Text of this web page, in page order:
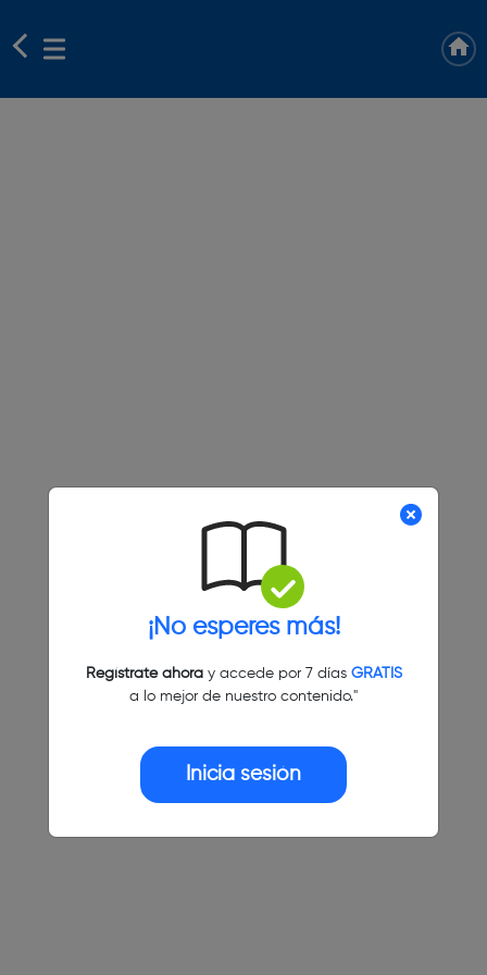
¡No esperes más!
Regístrate ahoray accede por 7 días GRATIS
a lo mejor de nuestro contenido."
Inicia sesión